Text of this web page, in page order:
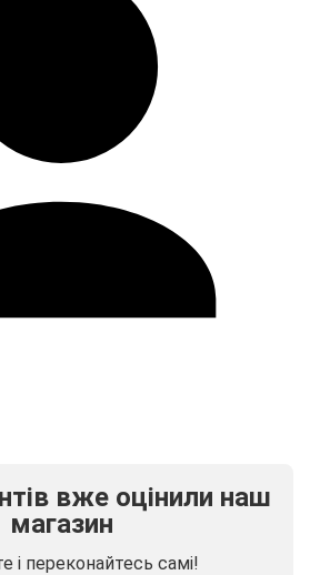
вже оцінили наш
магазин
і переконайтесь самі!